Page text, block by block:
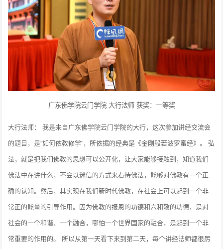
广东佛学院云门学院 大行法师 获奖：一等奖
大行法师： 我是来自广东佛学院云门学院的大行，这次参加讲经交流会
的题目，是“如何依教修学”，所依据的经典是《金刚般若波罗蜜经》。 弘
法，就是把我们佛教的思想可以公开化，让大家能够接触到，知道我们
佛法中在讲什么，不会以迷信的方式来看待佛法，能够对佛教有一个正
确的认知。然后，其实现在我们新时代佛教，在社会上可以起到一个非
常正的能量的引导作用。因为佛教的报恩的功德和六和敬的功德，是对
社会的一个和谐、一个融合，哪怕一个世界国家的融合，是起到一个非
常重要的作用的。 所以从第一天看下来到第二天，每个讲经法师都很厉